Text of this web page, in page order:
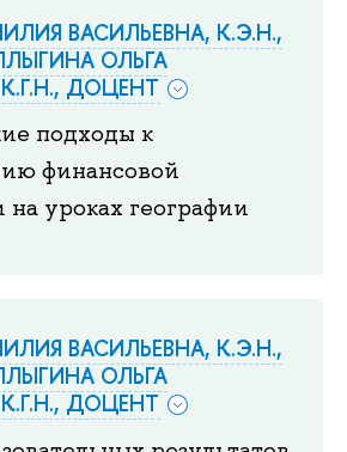
ВАСИЛЬЕВНА, К.Э.Н.,
ОЛЬГА
ДОЦЕНТ
подходы к
финансовой
на уроках географии
ВАСИЛЬЕВНА, К.Э.Н.,
ОЛЬГА
ДОЦЕНТ